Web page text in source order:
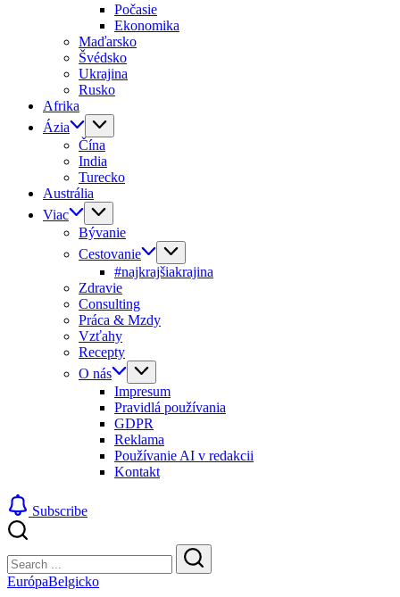
Počasie
Ekonomika
Maďarsko
Švédsko
Ukrajina
Rusko
Afrika
Ázia
Čína
India
Turecko
Austrália
Viac
Bývanie
Cestovanie
#najkrajšiakrajina
Zdravie
Consulting
Práca & Mzdy
Vzťahy
Recepty
O nás
Impresum
Pravidlá používania
GDPR
Reklama
Používanie AI v redakcii
Kontakt
Subscribe
Search
Search
EurópaBelgicko